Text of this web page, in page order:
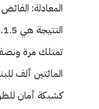
تمتلك مرة
المائتين ألف
كشبكة أمان